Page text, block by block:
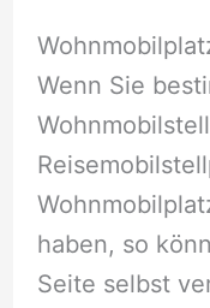
Wenn Sie
haben, so
Seite selbst